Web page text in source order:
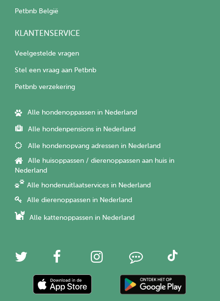
Petbnb België
KLANTENSERVICE
Veelgestelde vragen
Stel een vraag aan Petbnb
Petbnb verzekering
Alle hondenoppassen in Nederland
Alle hondenpensions in Nederland
Alle hondenopvang adressen in Nederland
Alle huisoppassen / dierenoppassen aan huis in
Nederland
Alle hondenuitlaatservices in Nederland
Alle dierenoppassen in Nederland
Alle kattenoppassen in Nederland